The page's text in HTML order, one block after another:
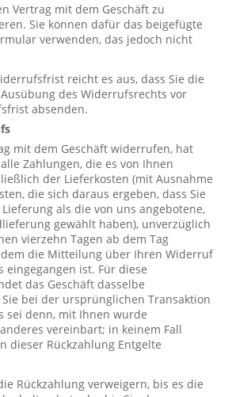
Vertrag mit dem Geschäft zu
Sie können dafür das beigefügte
verwenden, das jedoch nicht
reicht es aus, dass Sie die
des Widerrufsrechts vor
absenden.
mit dem Geschäft widerrufen, hat
Zahlungen, die es von Ihnen
der Lieferkosten (mit Ausnahme
die sich daraus ergeben, dass Sie
als die von uns angebotene,
gewählt haben), unverzüglich
vierzehn Tagen ab dem Tag
die Mitteilung über Ihren Widerruf
eingegangen ist. Für diese
das Geschäft dasselbe
bei der ursprünglichen Transaktion
sei denn, mit Ihnen wurde
vereinbart; in keinem Fall
dieser Rückzahlung Entgelte
Rückzahlung verweigern, bis es die